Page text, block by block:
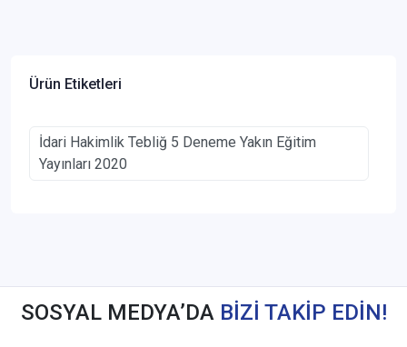
Ürün Etiketleri
İdari Hakimlik Tebliğ 5 Deneme Yakın Eğitim
Yayınları 2020
SOSYAL MEDYA’DA BİZİ TAKİP EDİN!